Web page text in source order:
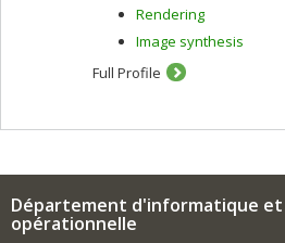
Rendering
Image synthesis
Full Profile
Département d'informatique et
opérationnelle